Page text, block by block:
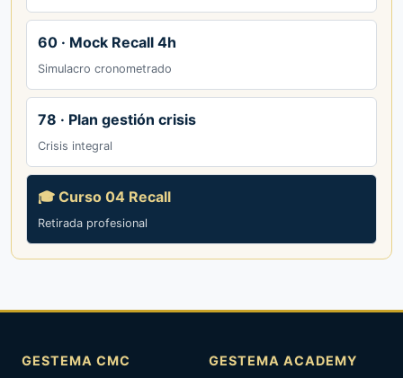
60 · Mock Recall 4h
Simulacro cronometrado
78 · Plan gestión crisis
Crisis integral
🎓 Curso 04 Recall
Retirada profesional
GESTEMA CMC GESTEMA ACADEMY